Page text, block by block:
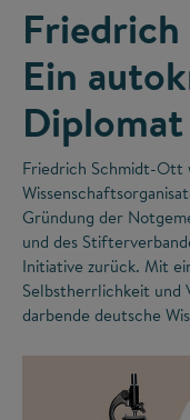
Ein
Diplomat
Friedrich Schmidt-Ott
Gründung der
und des
Initiative zurück. Mit
Selbstherrlichkeit und
darbende deutsche